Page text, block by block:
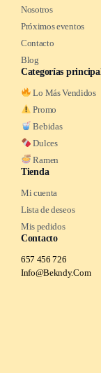
Nosotros
Próximos eventos
Contacto
Blog
Categorías
Lo Más Vendidos
Promo
Bebidas
Dulces
Ramen
Tienda
Mi cuenta
Lista de deseos
Mis pedidos
Contacto
657 456 726
Info@Bekndy.Com